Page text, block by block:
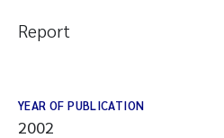
Report
YEAR OF PUBLICATION
2002